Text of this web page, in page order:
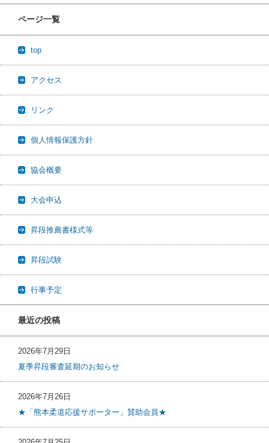
ページ一覧
top
アクセス
リンク
個人情報保護方針
協会概要
大会申込
昇段推薦書様式等
昇段試験
行事予定
最近の投稿
2026年7月29日
夏季昇段審査延期のお知らせ
2026年7月26日
★「熊本柔道応援サポーター」賛助会員★